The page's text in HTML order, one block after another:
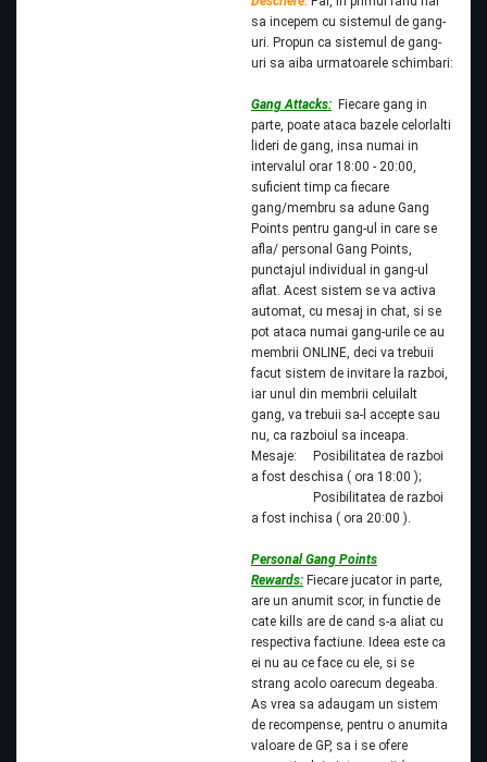
sa incepem cu sistemul de gang-
uri. Propun ca sistemul de gang-
uri sa aiba urmatoarele schimbari:
Gang Attacks: Fiecare gang in
parte, poate ataca bazele celorlalti
lideri de gang, insa numai in
intervalul orar 18:00 - 20:00,
suficient timp ca fiecare
gang/membru sa adune Gang
Points pentru gang-ul in care se
afla/ personal Gang Points,
punctajul individual in gang-ul
aflat. Acest sistem se va activa
automat, cu mesaj in chat, si se
pot ataca numai gang-urile ce au
membrii ONLINE, deci va trebuii
facut sistem de invitare la razboi,
iar unul din membrii celuilalt
gang, va trebuii sa-l accepte sau
nu, ca razboiul sa inceapa.
Mesaje: Posibilitatea de razboi
a fost deschisa ( ora 18:00 );
Posibilitatea de razboi
a fost inchisa ( ora 20:00 ).
Personal Gang Points
Rewards: Fiecare jucator in parte,
are un anumit scor, in functie de
cate kills are de cand s-a aliat cu
respectiva factiune. Ideea este ca
ei nu au ce face cu ele, si se
strang acolo oarecum degeaba.
As vrea sa adaugam un sistem
de recompense, pentru o anumita
valoare de GP, sa i se ofere